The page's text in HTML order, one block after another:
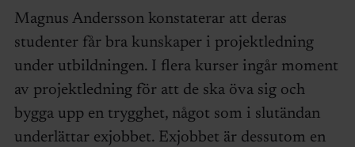
Magnus Andersson konstaterar att deras
studenter får bra kunskaper i projektledning
under utbildningen. I flera kurser ingår moment
av projektledning för att de ska öva sig och
bygga upp en trygghet, något som i slutändan
underlättar exjobbet. Exjobbet är dessutom en